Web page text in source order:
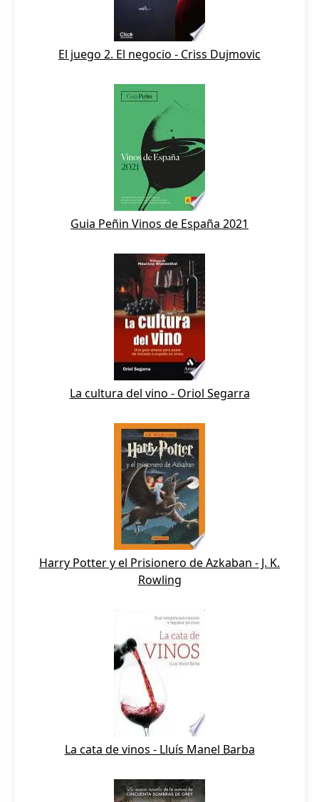
El juego 2. El negocio - Criss Dujmovic
Guia Peñin Vinos de España 2021
La cultura del vino - Oriol Segarra
Harry Potter y el Prisionero de Azkaban - J. K.
Rowling
La cata de vinos - Lluís Manel Barba